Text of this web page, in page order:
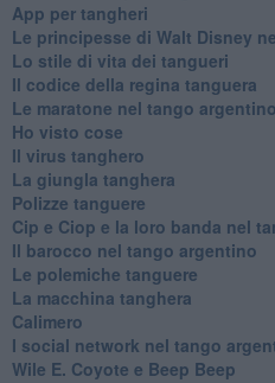
App per tangheri
Le principesse di Walt Disney
Lo stile di vita dei tangueri
Il codice della regina tanguera
Le maratone nel tango argentino
Ho visto cose
Il virus tanghero
La giungla tanghera
Polizze tanguere
Cip e Ciop e la loro banda nel
Il barocco nel tango argentino
Le polemiche tanguere
La macchina tanghera
Calimero
​I social network nel tango
Wile E. Coyote e Beep Beep